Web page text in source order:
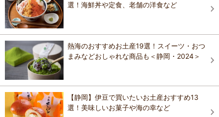
選！海鮮丼や定食、老舗の洋食など
熱海のおすすめお土産19選！スイーツ・おつ
まみなどおしゃれな商品も＜静岡・2024＞
【静岡】伊豆で買いたいお土産おすすめ13
選！美味しいお菓子や海の幸など